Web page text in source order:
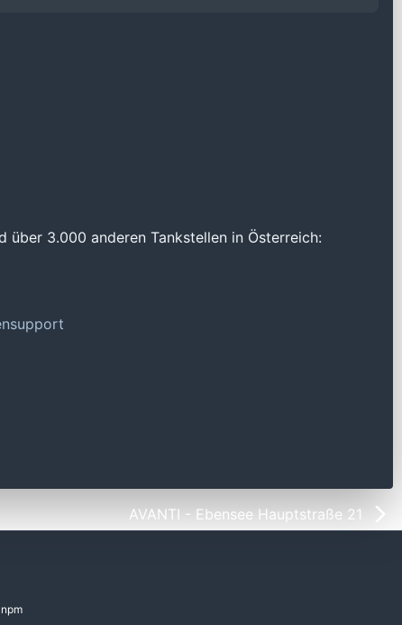
über 3.000 anderen Tankstellen in Österreich:
AVANTI - Ebensee Hauptstraße 21
npm